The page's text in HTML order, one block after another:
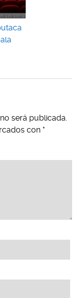
será publicada.
con *